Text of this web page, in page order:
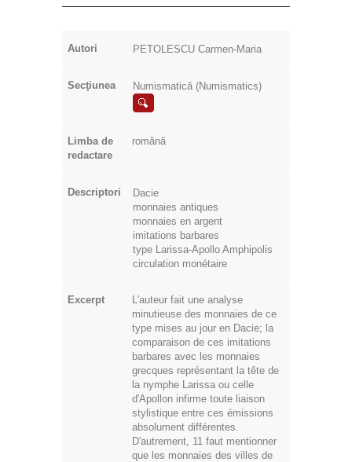
Autori PETOLESCU Carmen-Maria
Secţiunea Numismatică (Numismatics)
Limba de
redactare
română
Descriptori
Dacie
monnaies antiques
monnaies en argent
imitations barbares
type Larissa-Apollo Amphipolis
circulation monétaire
Excerpt
L'auteur fait une analyse
minutieuse des monnaies de ce
type mises au jour en Dacie; la
comparaison de ces imitations
barbares avec les monnaies
grecques représentant la tête de
la nymphe Larissa ou celle
d'Apollon infirme toute liaison
stylistique entre ces émissions
absolument différentes.
D'autrement, 11 faut mentionner
que les monnaies des villes de